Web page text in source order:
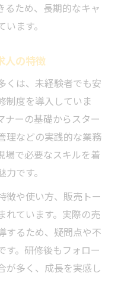
るため、長期的なキャ
ます。
人の特徴
くは、未経験者でも安
制度を導入していま
ナーの基礎からスター
理などの実践的な業務
場で必要なスキルを着
です。
徴や使い方、販売トー
れています。実際の売
するため、疑問点や不
す。研修後もフォロー
が多く、成長を実感し